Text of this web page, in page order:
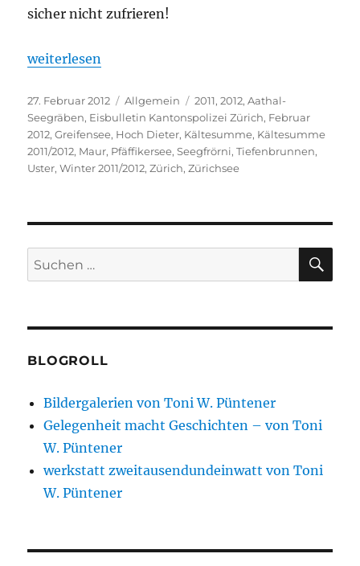
sicher nicht zufrieren!
„Gefriert jetzt dann der Zürichsee? Winter 2011/
weiterlesen
Veröffentlicht
am
27. Februar 2012 Kategorien
Allgemein Schlagwörter
2011,2012,Aathal-
Seegräben, Eisbulletin Kantonspolizei Zürich, Februar
2012,Greifensee, Hoch Dieter, Kältesumme, Kältesumme
2011/2012, Maur, Pfäffikersee,Seegfrörni,Tiefenbrunnen,
Uster,Winter 2011/2012,Zürich,Zürichsee
Suchen
nach:
BLOGROLL
Bildergalerien von Toni W. Püntener
Gelegenheit macht Geschichten – von Toni
W. Püntener
werkstatt zweitausendundeinwatt von Toni
W. Püntener